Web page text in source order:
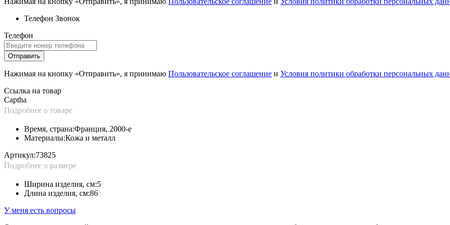
Телефон Звонок
Телефон
Отправить
Нажимая на кнопку «Отправить», я принимаю Пользовательское соглашение и Условия политики обработки персональных
Ссылка на товар
Captha
Подробнее о товаре
Материалы:Кожа и металл
Время, страна:Франция, 2000-е
Артикул:73825
Подробнее о размере
Длина изделия, см:86
Ширина изделия, см:5
У меня есть вопросы